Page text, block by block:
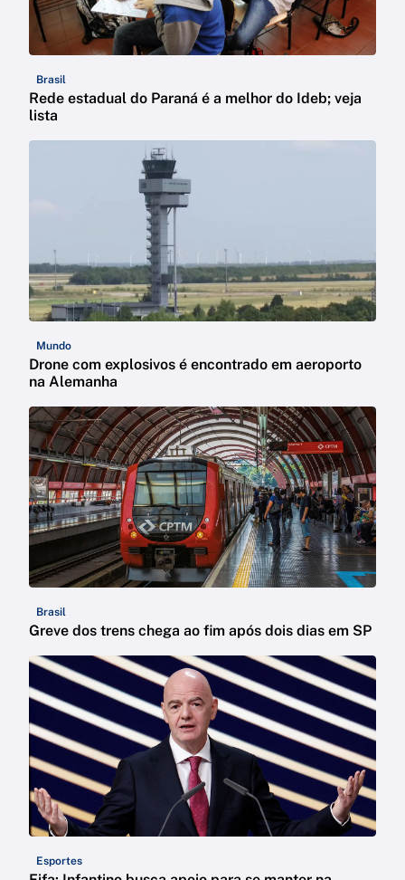
Brasil
Rede estadual do Paraná é a melhor do Ideb; veja
lista
Mundo
Drone com explosivos é encontrado em aeroporto
na Alemanha
Brasil
Greve dos trens chega ao fim após dois dias em SP
Esportes